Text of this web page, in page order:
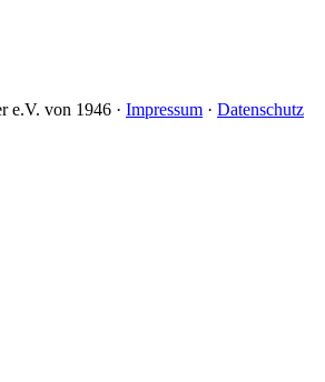
e.V. von 1946 · Impressum · Datenschutz